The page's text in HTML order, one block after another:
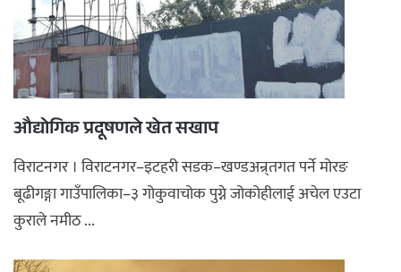
औद्योगिक प्रदूषणले खेत सखाप
विराटनगर । विराटनगर–इटहरी सडक–खण्डअन्र्तगत पर्ने मोरङ
बूढीगङ्गा गाउँपालिका–३ गोकुवाचोक पुग्ने जोकोहीलाई अचेल एउटा
कुराले नमीठ ...